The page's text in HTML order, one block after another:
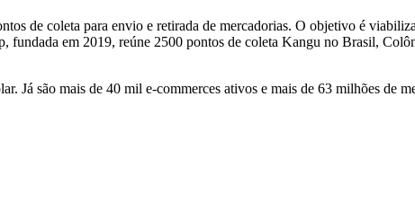
de coleta para envio e retirada de mercadorias. O objetivo é
em 2019, reúne 2500 pontos de coleta Kangu no Brasil,
Já são mais de 40 mil e-commerces ativos e mais de 63 milhões de